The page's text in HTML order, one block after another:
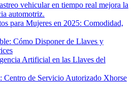
vehicular en tiempo real mejora la
automotriz.
para Mujeres en 2025: Comodidad,
Cómo Disponer de Llaves y
Artificial en las Llaves del
Centro de Servicio Autorizado Xhorse